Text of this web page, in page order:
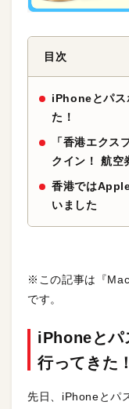
目次
iPhoneとパス
た！
「香港エクス
クイン！ 航空
香港では
いました
※この記事は『
です。
iPhoneとパ
行ってきた！
先日、iPhoneとパ